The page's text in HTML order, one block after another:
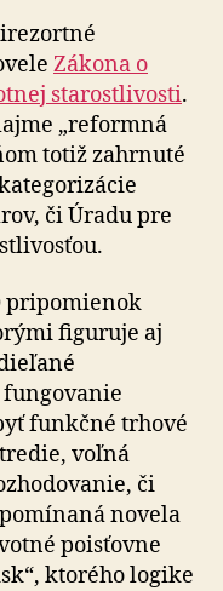
Zákona o
starostlivosti.
„reformná
totiž zahrnuté
či Úradu pre
pripomienok
figuruje aj
fungovanie
funkčné trhové
voľná
či
novela
poisťovne
ktorého logike